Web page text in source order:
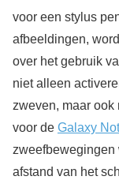
voor een stylus
afbeeldingen,
over het gebruik
niet alleen
zweven, maar ook
voor de Galaxy
zweefbewegingen
afstand van het